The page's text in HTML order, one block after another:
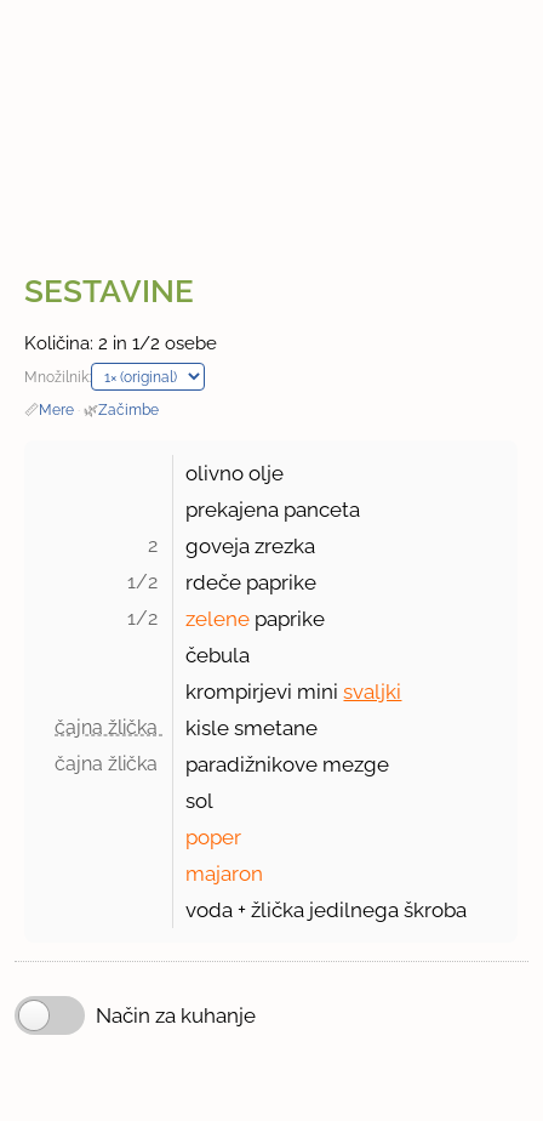
SESTAVINE
Količina: 2 in 1/2 osebe
Množilnik:
📏Mere · 🌿Začimbe
olivno olje
prekajena panceta
2 goveja zrezka
1/2 rdeče paprike
1/2 zelene paprike
čebula
krompirjevi minisvaljki
čajna žlička kisle smetane
čajna žlička
paradižnikove mezge
sol
poper
majaron
voda + žlička jedilnega škroba
Način za kuhanje